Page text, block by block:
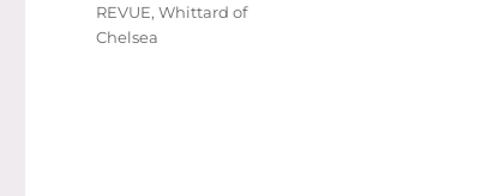
REVUE,Whittard of
Chelsea